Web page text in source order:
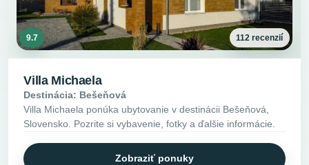
9.7 112 recenzií
Villa Michaela
Destinácia: Bešeňová
Villa Michaela ponúka ubytovanie v destinácii Bešeňová,
Slovensko. Pozrite si vybavenie, fotky a ďalšie informácie.
Zobraziť ponuky